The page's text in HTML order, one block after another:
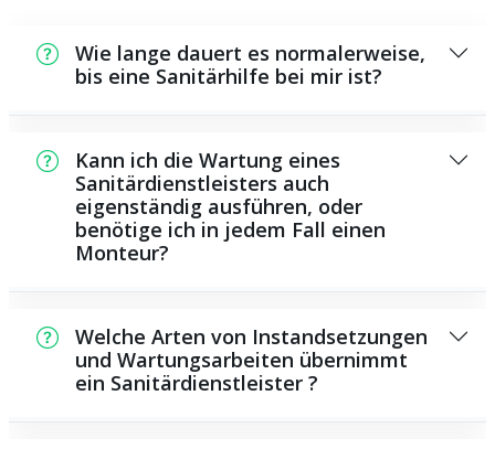
Wie lange dauert es normalerweise,
bis eine Sanitärhilfe bei mir ist?
kurzen Zeitraum bei Ihnen vor Ort sein. Dies
hängt unter anderem von der Auftragslage
zu dem Zeitraum ab sowie von der
Verkehrslage und der örtlichen Gegebenheit.
Kann ich die Wartung eines
Sanitärdienstleisters auch
eigenständig ausführen, oder
benötige ich in jedem Fall einen
Monteur?
Wartungsarbeiten, die Sie selbst ausführen
können, zum Beispiel das Verwenden von
Rohrreinigungsmitteln aus dem Geschäft.
Welche Arten von Instandsetzungen
und Wartungsarbeiten übernimmt
ein Sanitärdienstleister ?